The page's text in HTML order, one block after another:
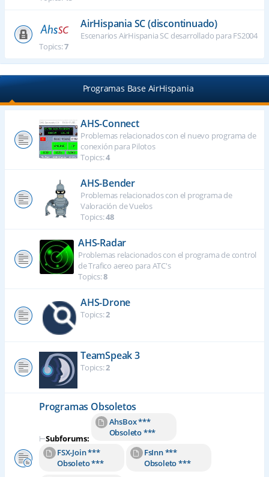
AirHispania SC (discontinuado)
Escenarios AirHispania SC desarrollado para FS2004
Topics:7
Programas Base AirHispania
AHS-Connect
Problemas relacionados con el nuevo programa de
conexión para Pilotos
Topics:4
AHS-Bender
Problemas relacionados con el programa de
Valoración de Vuelos
Topics:48
AHS-Radar
Problemas relacionados con el programa de control
de Trafico aereo para ATC's
Topics:8
AHS-Drone
Topics:2
TeamSpeak 3
Topics:2
Programas Obsoletos
⊢Subforums:
AhsBox ***
Obsoleto ***
FSX-Join ***
Obsoleto ***
FsInn ***
Obsoleto ***